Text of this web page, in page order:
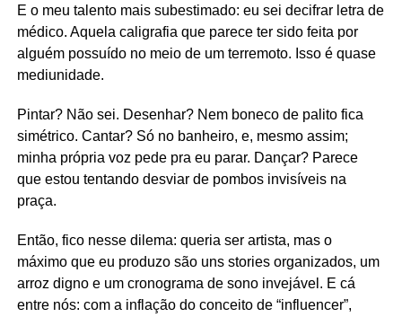
E o meu talento mais subestimado: eu sei decifrar letra de
médico. Aquela caligrafia que parece ter sido feita por
alguém possuído no meio de um terremoto. Isso é quase
mediunidade.
Pintar? Não sei. Desenhar? Nem boneco de palito fica
simétrico. Cantar? Só no banheiro, e, mesmo assim;
minha própria voz pede pra eu parar. Dançar? Parece
que estou tentando desviar de pombos invisíveis na
praça.
Então, fico nesse dilema: queria ser artista, mas o
máximo que eu produzo são uns stories organizados, um
arroz digno e um cronograma de sono invejável. E cá
entre nós: com a inflação do conceito de “influencer”,